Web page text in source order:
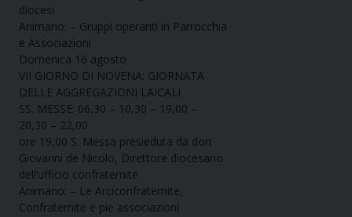
diocesi
Animano: – Gruppi operanti in Parrocchia
e Associazioni
Domenica 16 agosto
VII GIORNO DI NOVENA: GIORNATA
DELLE AGGREGAZIONI LAICALI
SS. MESSE: 06,30 – 10,30 – 19,00 –
20,30 – 22,00
ore 19,00 S. Messa presieduta da don
Giovanni de Nicolo, Direttore diocesano
dell’ufficio confraternite
Animano: – Le Arciconfraternite,
Confraternite e pie associazioni